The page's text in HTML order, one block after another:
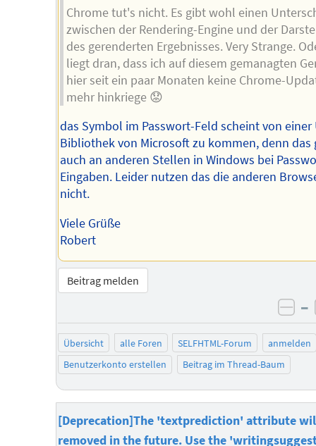
Chrome tut's nicht. Es gibt wohl einen
zwischen der Rendering-Engine und der
des gerenderten Ergebnisses. Very Strange.
liegt dran, dass ich auf diesem gemanagten
hier seit ein paar Monaten keine Chrome-
mehr hinkriege 😟
das Symbol im Passwort-Feld scheint von einer
Bibliothek von Microsoft zu kommen, denn das
auch an anderen Stellen in Windows bei
Eingaben. Leider nutzen das die anderen
nicht.
Viele Grüße
Robert
Beitrag melden
–
Übersicht alle Foren SELFHTML-Forum
anmelden
Benutzerkonto erstellen
Beitrag im Thread-Baum
[Deprecation]The 'textprediction' attribute
removed in the future. Use the